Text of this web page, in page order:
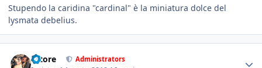
Stupendo la caridina "cardinal" è la miniatura dolce del
lysmata debelius.
tatore Administrators